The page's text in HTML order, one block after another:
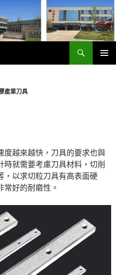
產業刀具
度越來越快，刀具的要求也與
時就需要考慮刀具材料，切削
，以求切粒刀具有高表面硬
常好的耐磨性。